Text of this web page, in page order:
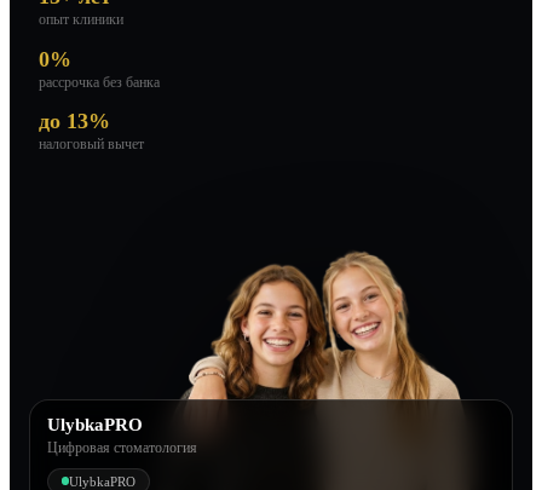
опыт клиники
0%
рассрочка без банка
до 13%
налоговый вычет
UlybkaPRO
Цифровая стоматология
UlybkaPRO